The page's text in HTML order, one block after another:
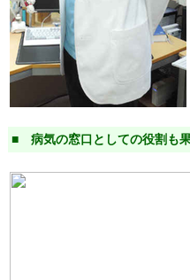
■ 病気の窓口としての役割も